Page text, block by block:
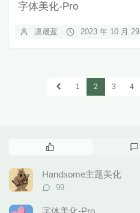
字体美化-Pro
凛晟蓝 2023 年 10 月 29
1 2 3 4
热
文
章
Handsome主题美化
评
数：
99
字体美化-Pro